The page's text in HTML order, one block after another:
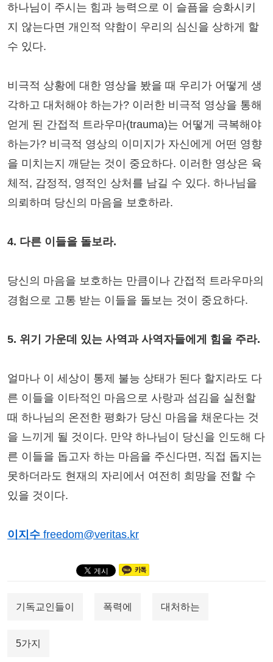
하나님이 주시는 힘과 능력으로 이 슬픔을 승화시키
지 않는다면 개인적 약함이 우리의 심신을 상하게 할
수 있다.
비극적 상황에 대한 영상을 봤을 때 우리가 어떻게 생
각하고 대처해야 하는가? 이러한 비극적 영상을 통해
얻게 된 간접적 트라우마(trauma)는 어떻게 극복해야
하는가? 비극적 영상의 이미지가 자신에게 어떤 영향
을 미치는지 깨닫는 것이 중요하다. 이러한 영상은 육
체적, 감정적, 영적인 상처를 남길 수 있다. 하나님을
의뢰하며 당신의 마음을 보호하라.
4. 다른 이들을 돌보라.
당신의 마음을 보호하는 만큼이나 간접적 트라우마의
경험으로 고통 받는 이들을 돌보는 것이 중요하다.
5. 위기 가운데 있는 사역과 사역자들에게 힘을 주라.
얼마나 이 세상이 통제 불능 상태가 된다 할지라도 다
른 이들을 이타적인 마음으로 사랑과 섬김을 실천할
때 하나님의 온전한 평화가 당신 마음을 채운다는 것
을 느끼게 될 것이다. 만약 하나님이 당신을 인도해 다
른 이들을 돕고자 하는 마음을 주신다면, 직접 돕지는
못하더라도 현재의 자리에서 여전히 희망을 전할 수
있을 것이다.
이지수 freedom@veritas.kr
기독교인들이 폭력에 대처하는
5가지